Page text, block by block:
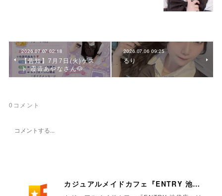
2026.07.07 02:18
【告知】7月7日(火)ゲス
ト 霞音あやなさん🐶
2026.07.06 09:25
るり
0 コメント
カジュアルメイドカフェ『ENTRY 池袋店』